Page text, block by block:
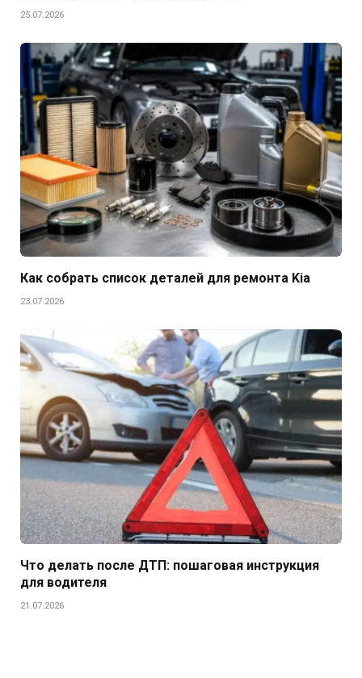
25.07.2026
Как собрать список деталей для ремонта Kia
23.07.2026
Что делать после ДТП: пошаговая инструкция
для водителя
21.07.2026